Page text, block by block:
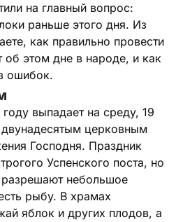
на главный вопрос:
раньше этого дня. Из
как правильно провести
об этом дне в народе, и как
ошибок.
выпадает на среду, 19
двунадесятым церковным
Господня. Праздник
Успенского поста, но
небольшое
рыбу. В храмах
яблок и других плодов, а